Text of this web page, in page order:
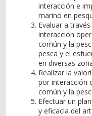
interacción e
marino en
Evaluar a
interacción
común y la
pesca y el
en diversas
Realizar la
por interacción
común y la
Efectuar un
y eficacia del